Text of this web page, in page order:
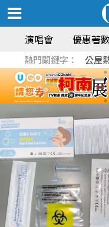
演唱會 優惠著數
熱門關鍵字： 公屋